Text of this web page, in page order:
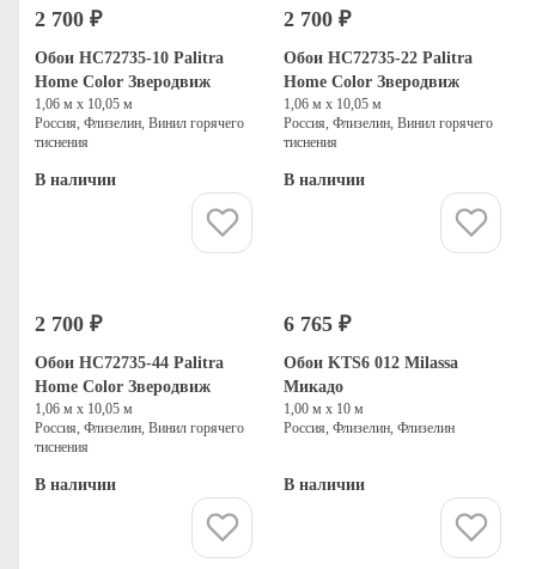
2 700 ₽
Обои HC72735-10 Palitra
Home Color Зверодвиж
1,06 м х 10,05 м
Россия, Флизелин, Винил горячего
тиснения
В наличии
2 700 ₽
Обои HC72735-22 Palitra
Home Color Зверодвиж
1,06 м х 10,05 м
Россия, Флизелин, Винил горячего
тиснения
В наличии
2 700 ₽
Обои HC72735-44 Palitra
Home Color Зверодвиж
1,06 м х 10,05 м
Россия, Флизелин, Винил горячего
тиснения
В наличии
6 765 ₽
Обои KTS6 012 Milassa
Микадо
1,00 м х 10 м
Россия, Флизелин, Флизелин
В наличии